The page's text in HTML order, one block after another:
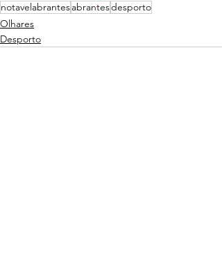
notavelabrantesabrantesdesporto
Olhares
Desporto